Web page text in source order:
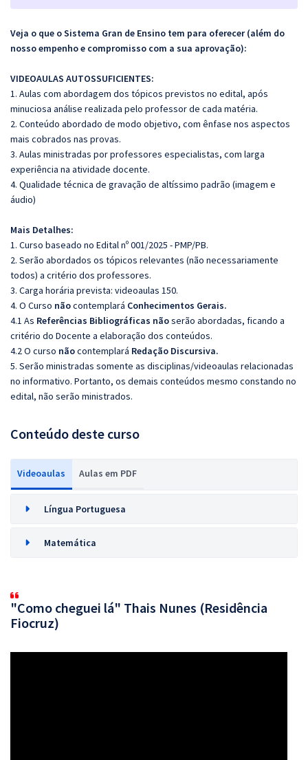
Veja o que o Sistema Gran de Ensino tem para oferecer (além do
nosso empenho e compromisso com a sua aprovação):
VIDEOAULAS AUTOSSUFICIENTES:
1. Aulas com abordagem dos tópicos previstos no edital, após
minuciosa análise realizada pelo professor de cada matéria.
2. Conteúdo abordado de modo objetivo, com ênfase nos aspectos
mais cobrados nas provas.
3. Aulas ministradas por professores especialistas, com larga
experiência na atividade docente.
4. Qualidade técnica de gravação de altíssimo padrão (imagem e
áudio)
Mais Detalhes:
1. Curso baseado no Edital nº 001/2025 - PMP/PB.
2. Serão abordados os tópicos relevantes (não necessariamente
todos) a critério dos professores.
3. Carga horária prevista: videoaulas 150.
4. O Curso nãocontemplará Conhecimentos Gerais.
4.1 As Referências Bibliográficas nãoserão abordadas, ficando a
critério do Docente a elaboração dos conteúdos.
4.2 O curso nãocontemplará Redação Discursiva.
5. Serão ministradas somente as disciplinas/videoaulas relacionadas
no informativo. Portanto, os demais conteúdos mesmo constando no
edital, não serão ministrados.
Conteúdo deste curso
Videoaulas Aulas em PDF
Língua Portuguesa
Matemática
"Como cheguei lá" Thais Nunes (Residência
Fiocruz)